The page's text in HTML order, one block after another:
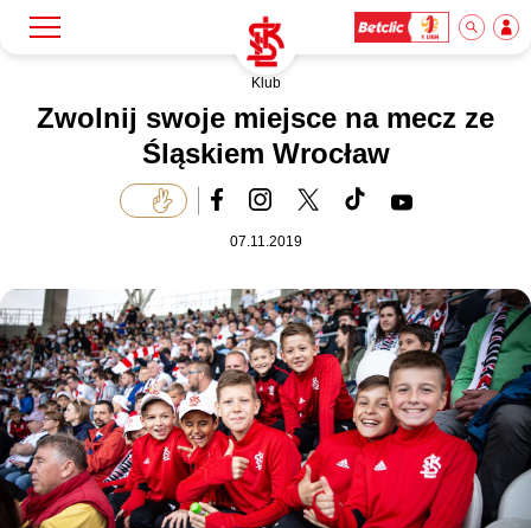
Klub
Akademia
Biznes
Dla mediów
Klub
Zwolnij swoje miejsce na mecz ze
Śląskiem Wrocław
07.11.2019